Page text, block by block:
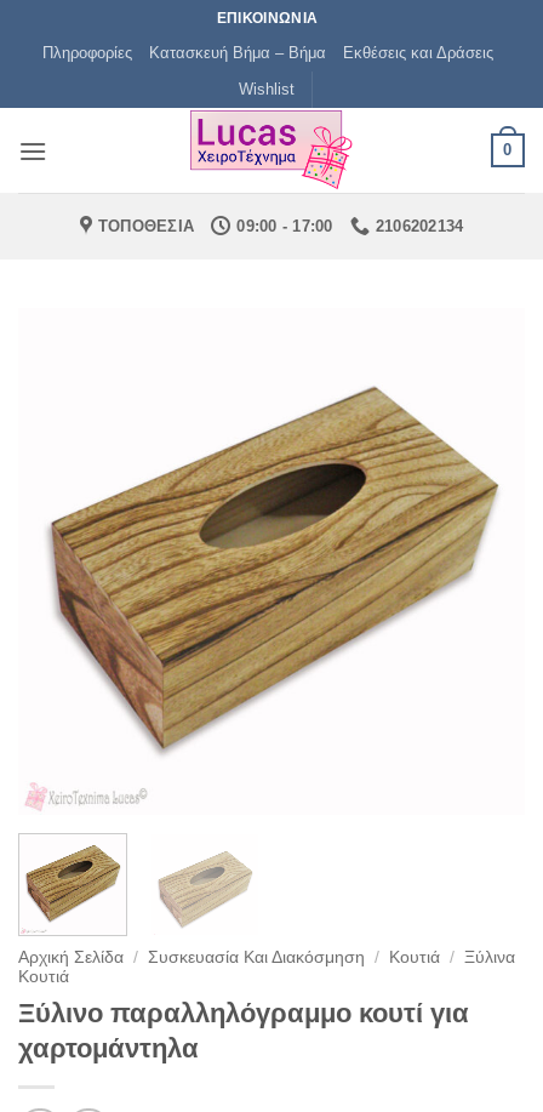
ΕΠΙΚΟΙΝΩΝΙΑ
Πληροφορίες Κατασκευή Βήμα – Βήμα
Εκθέσεις και Δράσεις
Wishlist
0
ΤΟΠΟΘΕΣΙΑ 09:00 - 17:00 2106202134
Αρχική Σελίδα / Συσκευασία Και Διακόσμηση / Κουτιά / Ξύλινα
Κουτιά
Ξύλινο παραλληλόγραμμο κουτί για
χαρτομάντηλα